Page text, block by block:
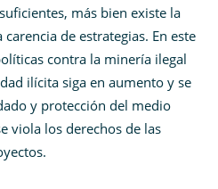
más bien existe la
de estrategias. En este
contra la minería ilegal
ilícita siga en aumento y se
y protección del medio
viola los derechos de las